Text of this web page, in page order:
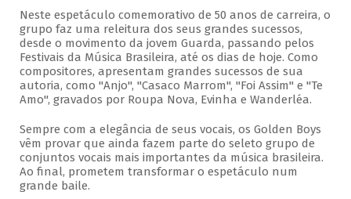
Neste espetáculo comemorativo de 50 anos de carreira, o
grupo faz uma releitura dos seus grandes sucessos,
desde o movimento da jovem Guarda, passando pelos
Festivais da Música Brasileira, até os dias de hoje. Como
compositores, apresentam grandes sucessos de sua
autoria, como "Anjo", "Casaco Marrom", "Foi Assim" e "Te
Amo", gravados por Roupa Nova, Evinha e Wanderléa.
Sempre com a elegância de seus vocais, os Golden Boys
vêm provar que ainda fazem parte do seleto grupo de
conjuntos vocais mais importantes da música brasileira.
Ao final, prometem transformar o espetáculo num
grande baile.